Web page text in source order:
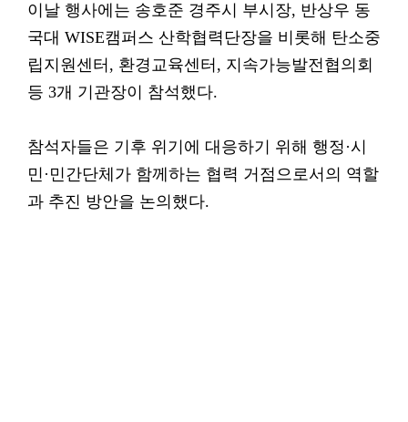
이날 행사에는 송호준 경주시 부시장, 반상우 동
국대 WISE캠퍼스 산학협력단장을 비롯해 탄소중
립지원센터, 환경교육센터, 지속가능발전협의회
등 3개 기관장이 참석했다.
참석자들은 기후 위기에 대응하기 위해 행정·시
민·민간단체가 함께하는 협력 거점으로서의 역할
과 추진 방안을 논의했다.